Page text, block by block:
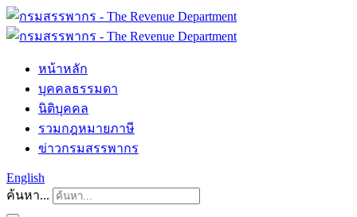
หน้าหลัก
บุคคลธรรมดา
นิติบุคคล
รวมกฎหมายภาษี
ข่าวกรมสรรพากร
English
ค้นหา...